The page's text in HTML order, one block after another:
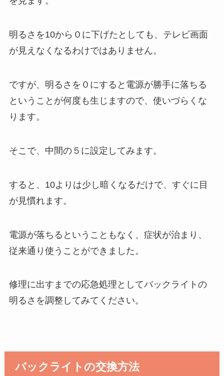
明るさを10から０に下げたとしても、テレビ画面
が見えなくなるわけではありません。
ですが、明るさを０にすると電源が勝手に落ちる
ということが何度も生じますので、使いづらくな
ります。
そこで、中間の５に設定してみます。
すると、10よりは少し暗くなるだけで、すぐに目
が見慣れます。
電源が落ちるということもなく、症状が治まり、
従来通り使うことができました。
修理に出すまでの応急処理としてバックライトの
明るさを調整してみてください。
バックライトの交換方法